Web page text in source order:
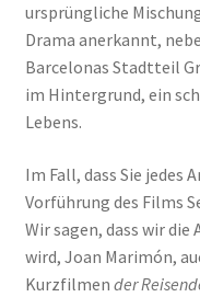
ursprüngliche
Drama anerkannt,
Barcelonas Stadtteil
im Hintergrund, ein
Lebens.
Im Fall, dass Sie jedes
Vorführung des Films
Wir sagen, dass wir
wird, Joan Marimón,
Kurzfilmen der